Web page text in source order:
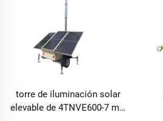
torre de iluminación solar
elevable de 4TNVE600-7 m y